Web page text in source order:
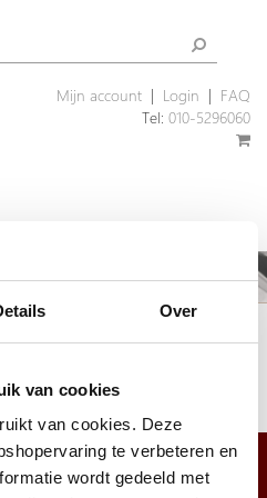
Over
van cookies
van cookies. Deze
te verbeteren en
wordt gedeeld met
Mijn account| Login
FAQ
Tel: 010-5296060
meer aanwezig. Wellicht kunnen
te bekijken.